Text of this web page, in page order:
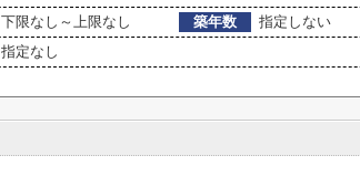
下限なし～上限なし 築年数
指定しない
指定なし